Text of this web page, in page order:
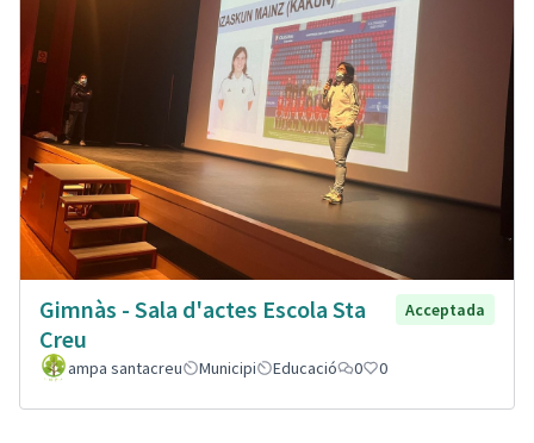
Gimnàs - Sala d'actes Escola Sta
Creu
Acceptada
ampa santacreu Municipi Educació 0 0